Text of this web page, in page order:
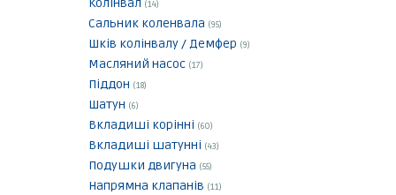
Колінвал (14)
Сальник коленвала (95)
Шків колінвалу / Демфер (9)
Масляний насос (17)
Піддон (18)
Шатун (6)
Вкладиші корінні (60)
Вкладиші шатунні (43)
Подушки двигуна (55)
Напрямна клапанів (11)